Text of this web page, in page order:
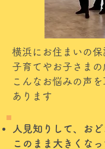
横浜にお住まいの保
子育てやお子さまの
こんなお悩みの声
あります
人見知りして、お
このまま大きくな